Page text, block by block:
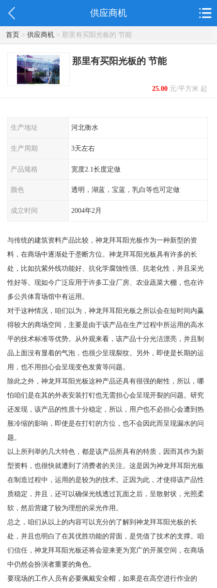
供应商机
首页> 供应商机> 那里有买阳光板的 节能
那里有买阳光板的 节能
25.00元/平方米 起
生产地址 河北衡水
生产周期 3天左右
产品规格 宽度2.1长度定做
颜色 透明，湖蓝，宝蓝，乳白等也可定做
成立时间 2004年2月
与传统的建筑资料产品比较，神龙拜耳阳光板作为一种新型的资
料，在商场中逐渐处于垄断方位。神龙拜耳阳光板具有许多的长
处，比如抗紫外线功能好、抗化学腐蚀性强、抗老化性，并且采光
性好等。现如今广泛应用于许多工业厂房、农业蔬菜大棚，也在许
多公共体育场馆中有运用。
对于这种情况，咱们以为，神龙拜耳阳光板之所以会在短时间内赢
得较大的商场空间，主要是由于该产品在生产过程中所运用的高水
平的技术标准等优势。从外观来看，该产品十分光洁漂亮，并且制
品上面没有显着的气泡，也很少呈现裂纹。另外，即使是长期的运
用，也不用担心会呈现变色发黄等问题。
除此之外，神龙拜耳阳光板这种产品还具有很强的耐性，所以，哪
怕咱们是在其的外表安装打钉也无需担心会呈现开裂的问题。研究
还发现，该产品的性质十分稳定，所以，用户也不必担心会遭到热
胀冷缩的影响，即使是在打钉的方位，也不会因此而呈现漏水的问
题。
以上所列举的几大特色，都是该产品所具有的特质，因而其作为新
型资料，也很快就遭到了消费者的关注。这是因为神龙拜耳阳光板
在制造过程中，运用的是较为的技术。正因为此，才使得该产品性
质稳定，并且，还可以确保光线透过瓦面之后，呈散射状，光照柔
软，然后营建了较为理想的采光作用。
总之，咱们从以上的内容可以充分的了解到神龙拜耳阳光板的长
处，并且也明白了在其优胜功能的背面，是凭借了技术的支撑。咱
们信任，神龙拜耳阳光板还将会迎来更为宽广的开展空间，在商场
中仍然会扮演者重要的角色。
要现场的工作人员有必要佩戴安全帽，如果是在高空进行作业的